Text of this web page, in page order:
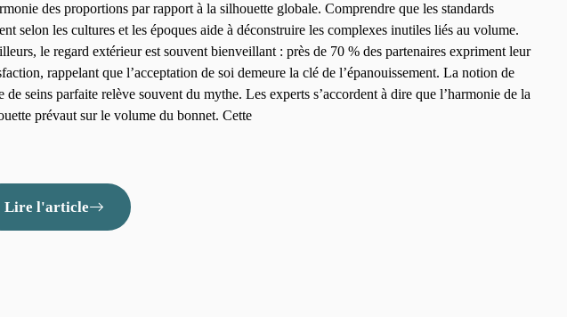
des proportions par rapport à la silhouette globale. Comprendre que les standards
selon les cultures et les époques aide à déconstruire les complexes inutiles liés au volume.
le regard extérieur est souvent bienveillant : près de 70 % des partenaires expriment leur
rappelant que l’acceptation de soi demeure la clé de l’épanouissement. La notion de
de seins parfaite relève souvent du mythe. Les experts s’accordent à dire que l’harmonie de la
prévaut sur le volume du bonnet. Cette
Lire l'article